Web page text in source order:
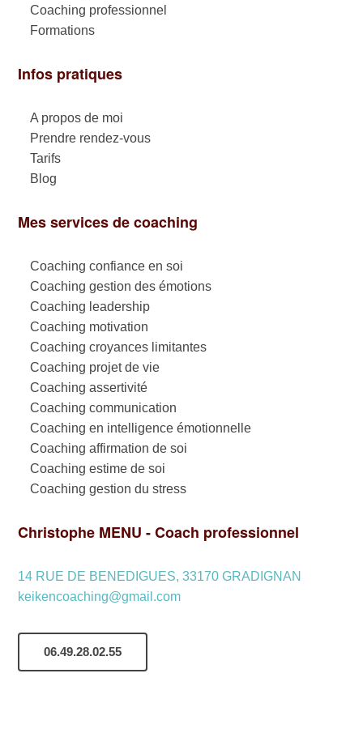
Coaching professionnel
Formations
Infos pratiques
A propos de moi
Prendre rendez-vous
Tarifs
Blog
Mes services de coaching
Coaching confiance en soi
Coaching gestion des émotions
Coaching leadership
Coaching motivation
Coaching croyances limitantes
Coaching projet de vie
Coaching assertivité
Coaching communication
Coaching en intelligence émotionnelle
Coaching affirmation de soi
Coaching estime de soi
Coaching gestion du stress
Christophe MENU - Coach professionnel
14 RUE DE BENEDIGUES, 33170 GRADIGNAN
keikencoaching@gmail.com
06.49.28.02.55